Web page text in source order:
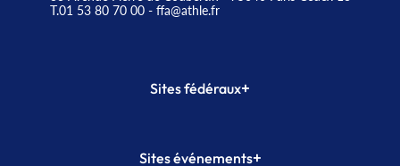
T.01 53 80 70 00- ffa@athle.fr
Sites fédéraux+
Sites événements+